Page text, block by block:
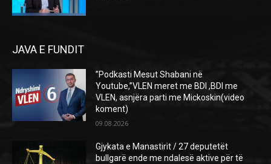
JAVA E FUNDIT
”Podkasti Mesut Shabani në
Youtube,”VLEN meret me BDI ,BDI me
VLEN, asnjëra parti me Mickoskin(video
koment)
09.08.2026
Gjykata e Manastirit / 27 deputetët
bullgarë ende me ndalesë aktive për të